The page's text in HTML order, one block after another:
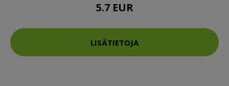
5.7 EUR
LISÄTIETOJA